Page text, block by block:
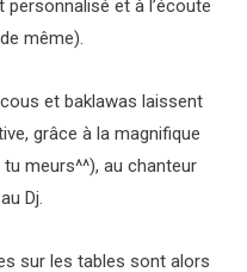
et à l’écoute
même).
et baklawas laissent
grâce à la magnifique
meurs^^), au chanteur
Dj.
sur les tables sont alors